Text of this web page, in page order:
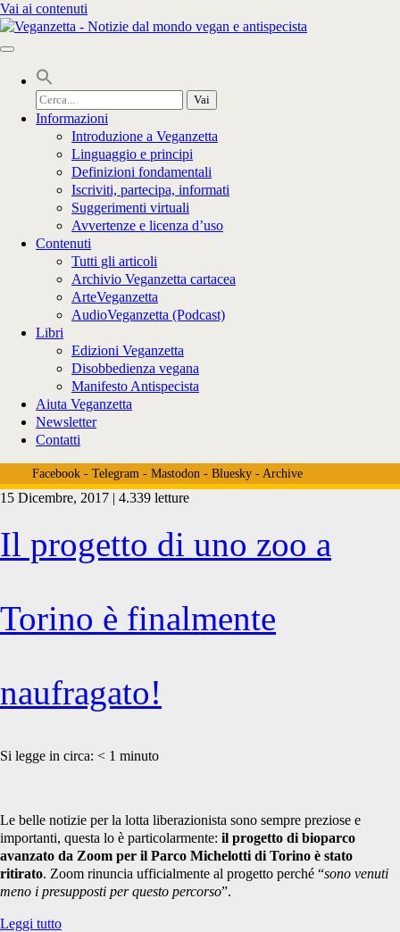
Vai ai contenuti
Cerca
per:
Informazioni
Introduzione a Veganzetta
Linguaggio e principi
Definizioni fondamentali
Iscriviti, partecipa, informati
Suggerimenti virtuali
Avvertenze e licenza d’uso
Contenuti
Tutti gli articoli
Archivio Veganzetta cartacea
ArteVeganzetta
AudioVeganzetta (Podcast)
Libri
Edizioni Veganzetta
Disobbedienza vegana
Manifesto Antispecista
Aiuta Veganzetta
Newsletter
Contatti
Facebook- Telegram- Mastodon- Bluesky- Archive
Tag:
<span>bioparco
torino</span>
15 Dicembre, 2017 | 4.339 letture
Il progetto di uno zoo a
Torino è finalmente
naufragato!
Si legge in circa: < 1 minuto
Le belle notizie per la lotta liberazionista sono sempre preziose e
importanti, questa lo è particolarmente: il progetto di bioparco
avanzato da Zoom per il Parco Michelotti di Torino è stato
ritirato. Zoom rinuncia ufficialmente al progetto perché “sono venuti
meno i presupposti per questo percorso”.
Leggi tuttoIl